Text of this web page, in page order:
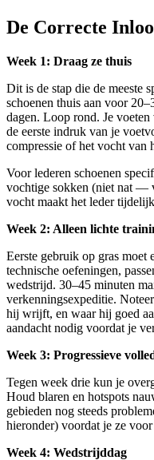
De Correcte
Week 1: Draag ze thuis
Dit is de stap die de meeste
schoenen thuis aan voor
dagen. Loop rond. Je
de eerste indruk van je
compressie of het vocht van
Voor lederen schoenen
vochtige sokken (niet nat —
vocht maakt het leder
Week 2: Alleen lichte
Eerste gebruik op gras
technische oefeningen,
wedstrijd. 30–45 minuten
verkenningsexpeditie.
hij wrijft, en waar hij goed
aandacht nodig voordat je
Week 3: Progressieve
Tegen week drie kun je
Houd blaren en hotspots
gebieden nog steeds
hieronder) voordat je ze
Week 4: Wedstrijddag